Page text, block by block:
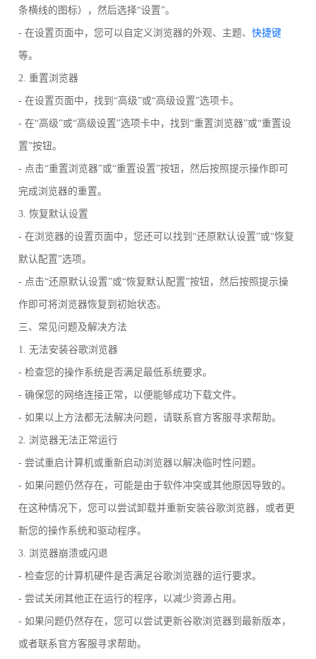
条横线的图标），然后选择“设置”。
- 在设置页面中，您可以自定义浏览器的外观、主题、 快捷键
等。
2. 重置浏览器
- 在设置页面中，找到“高级”或“高级设置”选项卡。
- 在“高级”或“高级设置”选项卡中，找到“重置浏览器”或“重置设
置”按钮。
- 点击“重置浏览器”或“重置设置”按钮，然后按照提示操作即可
完成浏览器的重置。
3. 恢复默认设置
- 在浏览器的设置页面中，您还可以找到“还原默认设置”或“恢复
默认配置”选项。
- 点击“还原默认设置”或“恢复默认配置”按钮，然后按照提示操
作即可将浏览器恢复到初始状态。
三、常见问题及解决方法
1. 无法安装谷歌浏览器
- 检查您的操作系统是否满足最低系统要求。
- 确保您的网络连接正常，以便能够成功下载文件。
- 如果以上方法都无法解决问题，请联系官方客服寻求帮助。
2. 浏览器无法正常运行
- 尝试重启计算机或重新启动浏览器以解决临时性问题。
- 如果问题仍然存在，可能是由于软件冲突或其他原因导致的。
在这种情况下，您可以尝试卸载并重新安装谷歌浏览器，或者更
新您的操作系统和驱动程序。
3. 浏览器崩溃或闪退
- 检查您的计算机硬件是否满足谷歌浏览器的运行要求。
- 尝试关闭其他正在运行的程序，以减少资源占用。
- 如果问题仍然存在，您可以尝试更新谷歌浏览器到最新版本，
或者联系官方客服寻求帮助。